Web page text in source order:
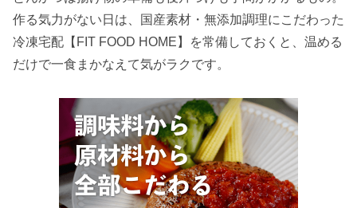
作る気力がない日は、国産素材・無添加調理にこだわった
冷凍宅配【FIT FOOD HOME】を常備しておくと、温める
だけで一食まかなえて気がラクです。